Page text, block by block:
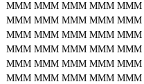
MMM MMM MMM MMM MMM
MMM MMM MMM MMM MMM
MMM MMM MMM MMM MMM
MMM MMM MMM MMM MMM
MMM MMM MMM MMM MMM
MMM MMM MMM MMM MMM